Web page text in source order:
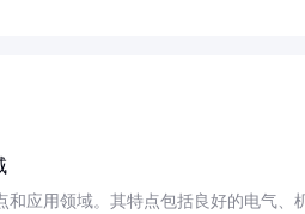
和应用领域。其特点包括良好的电气、